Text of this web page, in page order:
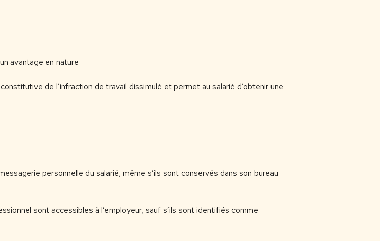
avantage en nature
de l’infraction de travail dissimulé et permet au salarié d’obtenir une
personnelle du salarié, même s’ils sont conservés dans son bureau
sont accessibles à l’employeur, sauf s’ils sont identifiés comme